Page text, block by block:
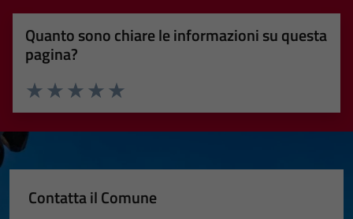
Quanto sono chiare le informazioni su questa
pagina?
Valuta 5 stelle su 5
Valuta 4 stelle su 5
Valuta 3 stelle su 5
Valuta 2 stelle su 5
Valuta 1 stelle su 5
Contatta il Comune